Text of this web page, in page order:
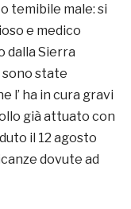
temibile male: si
e medico
dalla Sierra
sono state
l’ ha in cura gravi
già attuato con
il 12 agosto
dovute ad